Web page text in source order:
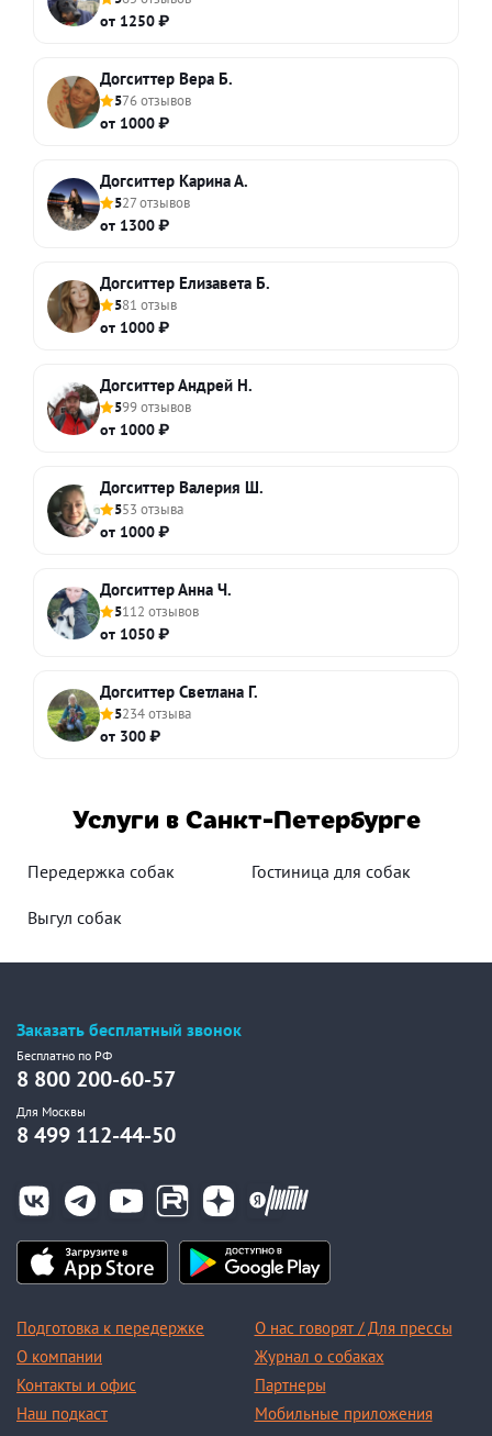
от 1250 ₽
Догситтер Вера Б.
576 отзывов
от 1000 ₽
Догситтер Карина А.
527 отзывов
от 1300 ₽
Догситтер Елизавета Б.
581 отзыв
от 1000 ₽
Догситтер Андрей Н.
599 отзывов
от 1000 ₽
Догситтер Валерия Ш.
553 отзыва
от 1000 ₽
Догситтер Анна Ч.
5112 отзывов
от 1050 ₽
Догситтер Светлана Г.
5234 отзыва
от 300 ₽
Услуги в Санкт-Петербурге
Передержка собак Гостиница для собак
Выгул собак
Заказать бесплатный звонок
Бесплатно по РФ
8 800 200-60-57
Для Москвы
8 499 112-44-50
Подготовка к передержке
О компании
Контакты и офис
Наш подкаст
О нас говорят / Для прессы
Журнал о собаках
Партнеры
Мобильные приложения